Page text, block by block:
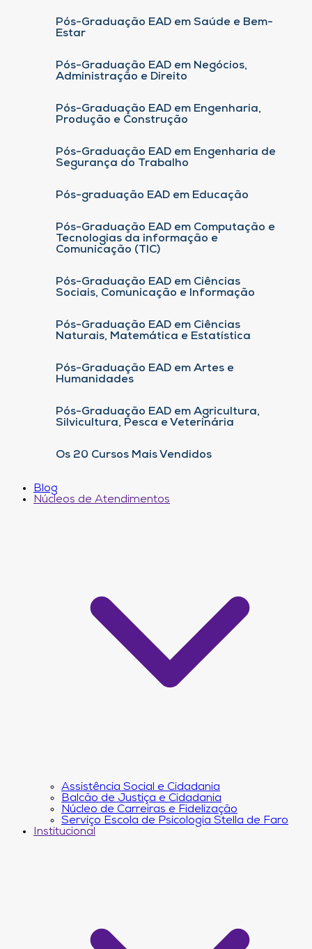
Pós-Graduação EAD em Saúde e Bem-
Estar
Pós-Graduação EAD em Negócios,
Administração e Direito
Pós-Graduação EAD em Engenharia,
Produção e Construção
Pós-Graduação EAD em Engenharia de
Segurança do Trabalho
Pós-graduação EAD em Educação
Pós-Graduação EAD em Computação e
Tecnologias da informação e
Comunicação (TIC)
Pós-Graduação EAD em Ciências
Sociais, Comunicação e Informação
Pós-Graduação EAD em Ciências
Naturais, Matemática e Estatística
Pós-Graduação EAD em Artes e
Humanidades
Pós-Graduação EAD em Agricultura,
Silvicultura, Pesca e Veterinária
Os 20 Cursos Mais Vendidos
Blog
Núcleos de Atendimentos
Assistência Social e Cidadania
Balcão de Justiça e Cidadania
Núcleo de Carreiras e Fidelização
Serviço Escola de Psicologia Stella de Faro
Institucional